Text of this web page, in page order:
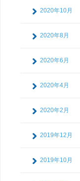
2020年10月
2020年8月
2020年6月
2020年4月
2020年2月
2019年12月
2019年10月